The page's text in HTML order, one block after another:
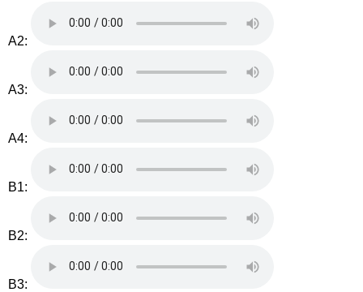
A2:
A3:
A4:
B1:
B2:
B3: